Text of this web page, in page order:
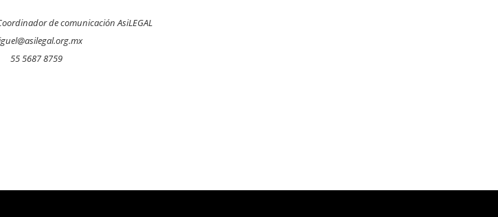
oordinador de comunicación AsiLEGAL
55 5687 8759